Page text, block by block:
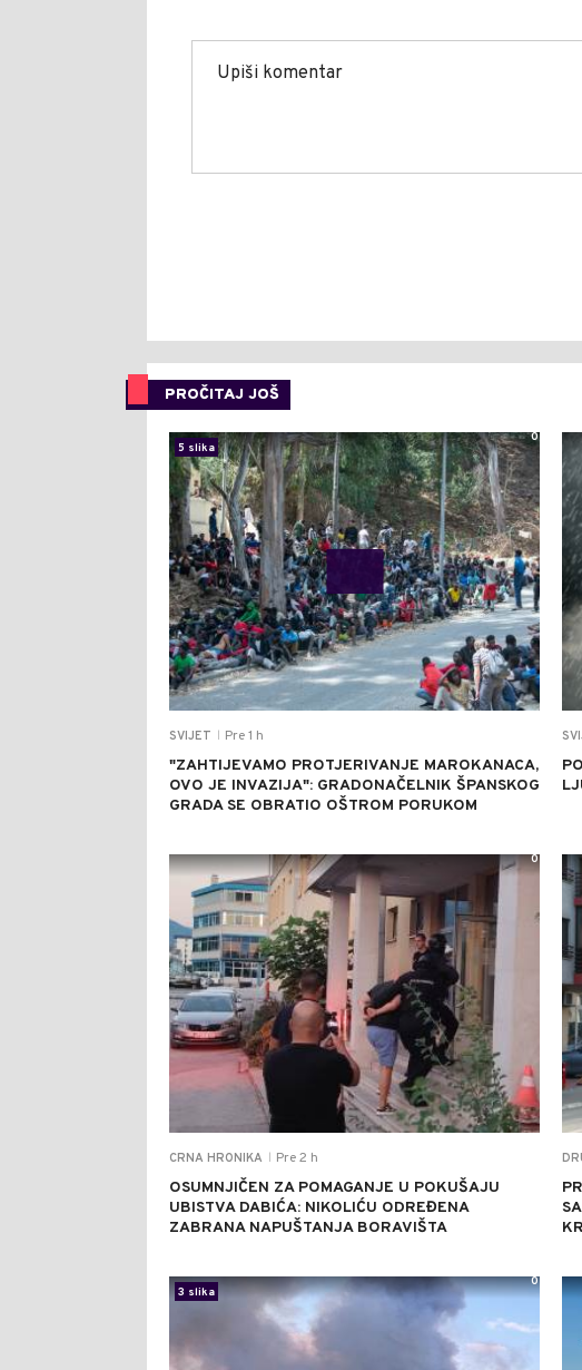
PROČITAJ JOŠ
SVIJET Pre 1 h
"ZAHTIJEVAMO PROTJERIVANJE MAROKANACA,
OVO JE INVAZIJA": GRADONAČELNIK ŠPANSKOG
GRADA SE OBRATIO OŠTROM PORUKOM
5 slika
0
CRNA HRONIKA Pre 2 h
OSUMNJIČEN ZA POMAGANJE U POKUŠAJU
UBISTVA DABIĆA: NIKOLIĆU ODREĐENA
ZABRANA NAPUŠTANJA BORAVIŠTA
0
3 slika
0